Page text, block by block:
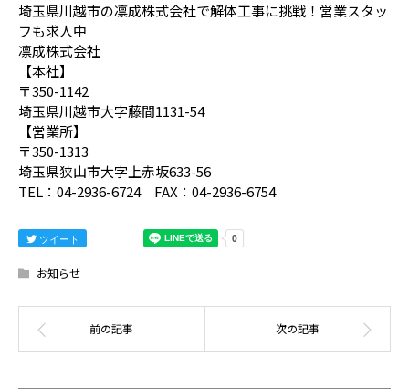
埼玉県川越市の凛成株式会社で解体工事に挑戦！営業スタッ
フも求人中
凛成株式会社
【本社】
〒350-1142
埼玉県川越市大字藤間1131-54
【営業所】
〒350-1313
埼玉県狭山市大字上赤坂633-56
TEL：04-2936-6724 FAX：04-2936-6754
ツイート
お知らせ